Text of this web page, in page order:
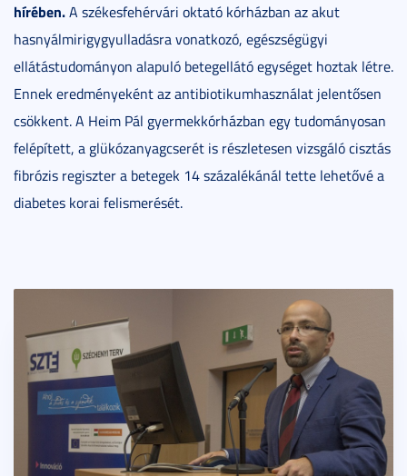
hírében.A székesfehérvári oktató kórházban az akut
hasnyálmirigygyulladásra vonatkozó, egészségügyi
ellátástudományon alapuló betegellátó egységet hoztak létre.
Ennek eredményeként az antibiotikumhasználat jelentősen
csökkent. A Heim Pál gyermekkórházban egy tudományosan
felépített, a glükózanyagcserét is részletesen vizsgáló cisztás
fibrózis regiszter a betegek 14 százalékánál tette lehetővé a
diabetes korai felismerését.